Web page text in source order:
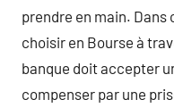
prendre en main.
choisir en Bourse à
banque doit accepter
compenser par une